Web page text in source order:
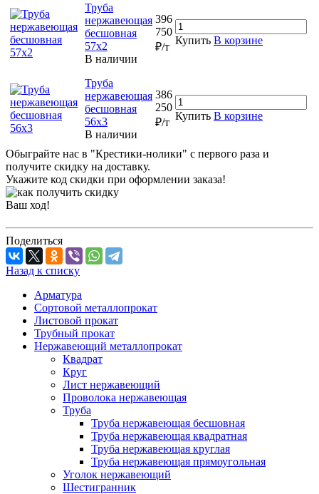
Труба
нержавеющая
бесшовная
57х2
В наличии
396
750
₽/т
Купить В корзине
Труба
нержавеющая
бесшовная
56х3
В наличии
386
250
₽/т
Купить В корзине
Обыграйте нас в "Крестики-нолики" с первого раза и
получите скидку на доставку.
Укажите код скидки при оформлении заказа!
Ваш ход!
Поделиться
Назад к списку
Арматура
Сортовой металлопрокат
Листовой прокат
Трубный прокат
Нержавеющий металлопрокат
Квадрат
Круг
Лист нержавеющий
Проволока нержавеющая
Труба
Труба нержавеющая бесшовная
Труба нержавеющая квадратная
Труба нержавеющая круглая
Труба нержавеющая прямоугольная
Уголок нержавеющий
Шестигранник